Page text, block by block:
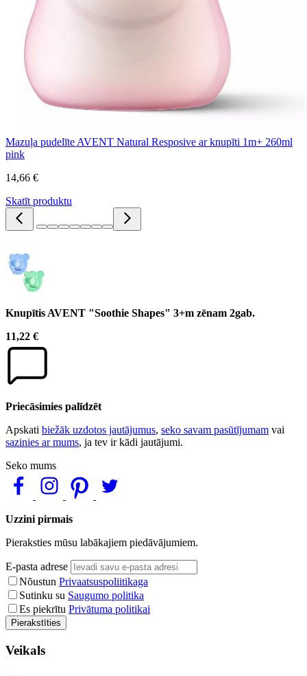
Mazuļa pudelīte AVENT Natural Resposive ar knupīti 1m+ 260ml
pink
14,66 €
Skatīt produktu
Knupītis AVENT "Soothie Shapes" 3+m zēnam 2gab.
11,22 €
Priecāsimies palīdzēt
Apskati biežāk uzdotos jautājumus, seko savam pasūtījumam vai
sazinies ar mums, ja tev ir kādi jautājumi.
Seko mums
Uzzini pirmais
Pieraksties mūsu labākajiem piedāvājumiem.
E-pasta adrese
Nõustun Privaatsuspoliitikaga
Sutinku su Saugumo politika
Es piekrītu Privātuma politikai
Pierakstīties
Veikals